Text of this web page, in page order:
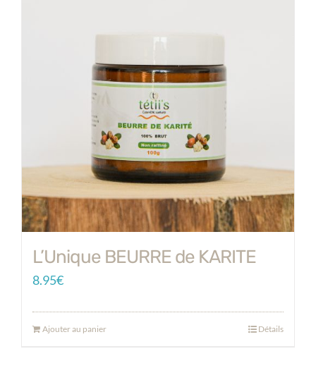
L’Unique BEURRE de KARITE
8.95€
Ajouter au panier Détails